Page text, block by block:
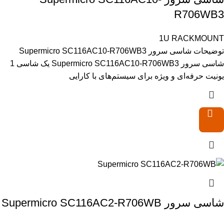
R706WB3
1U RACKMOUNT
توضیحات شاسی سرور Supermicro SC116AC10-R706WB3
شاسی سرور Supermicro SC116AC10-R706WB3 یک شاسی 1
یونیت حرفه‌ای و ویژه برای سیستم‌های با کارایی
شاسی سرور Supermicro SC116AC2-R706WB